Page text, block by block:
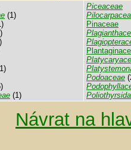
(1)
(1)
Piceaceae
Pinaceae
Podoaceae
Návrat na